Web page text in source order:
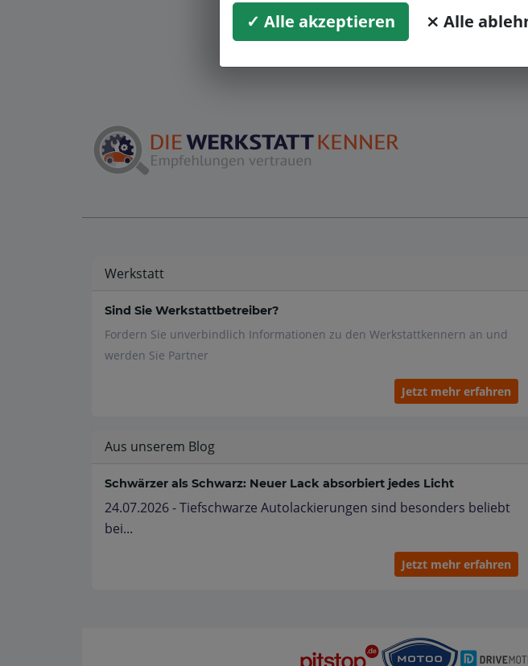
Werkstatt
Sind Sie Werkstattbetreiber?
Fordern Sie unverbindlich Informationen zu den Werkstattkennern an und
werden Sie Partner
Jetzt mehr erfahren
Aus unserem Blog
Schwärzer als Schwarz: Neuer Lack absorbiert jedes Licht
24.07.2026 - Tiefschwarze Autolackierungen sind besonders beliebt
bei...
Jetzt mehr erfahren
✓ Alle akzeptieren ⨯ Alle